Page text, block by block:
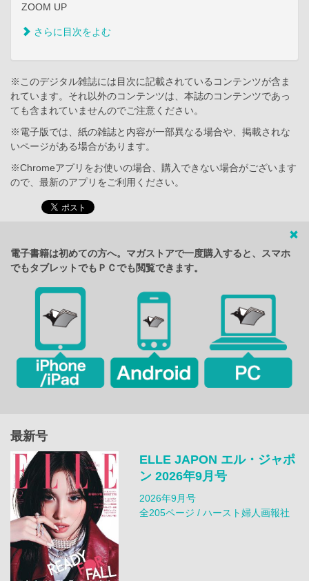
ZOOM UP
さらに目次をよむ
※このデジタル雑誌には目次に記載されているコンテンツが含ま
れています。それ以外のコンテンツは、本誌のコンテンツであっ
ても含まれていませんのでご注意ください。
※電子版では、紙の雑誌と内容が一部異なる場合や、掲載されな
いページがある場合があります。
※Chromeアプリをお使いの場合、購入できない場合がございます
ので、最新のアプリをご利用ください。
電子書籍は初めての方へ。マガストアで一度購入すると、スマホ
でもタブレットでもＰＣでも閲覧できます。
最新号
ELLE JAPON エル・ジャポ
ン 2026年9月号
2026年9月号
全205ページ / ハースト婦人画報社